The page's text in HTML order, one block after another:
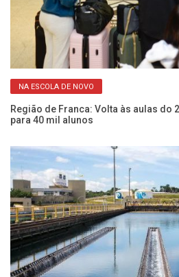
NA ESCOLA DE NOVO
Região de Franca: Volta às aulas do
para 40 mil alunos